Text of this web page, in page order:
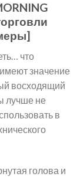
что
значение
восходящий
лучше не
в
голова и